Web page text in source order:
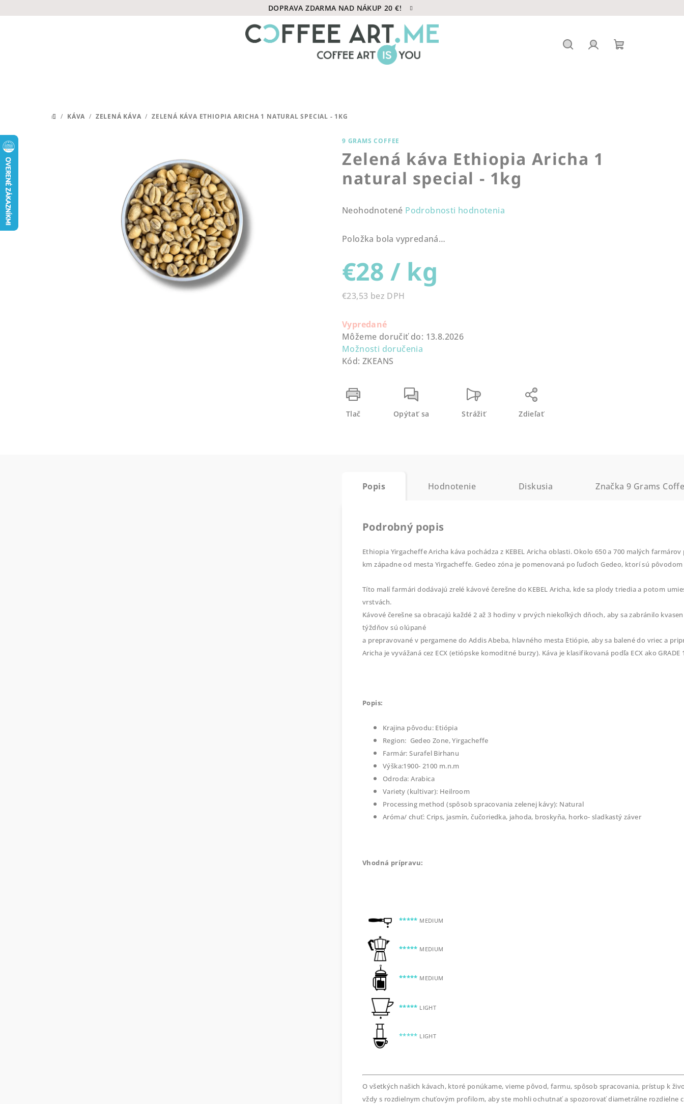
na
DOPRAVA ZDARMA NAD NÁKUP 20 €!
DOMOV
/ KÁVA / ZELENÁ KÁVA / ZELENÁ KÁVA ETHIOPIA ARICHA 1 NATURAL SPECIAL - 1KG
9 GRAMS COFFEE
Zelená káva Ethiopia Aricha 1
natural special - 1kg
Priemerné
produktu
z
hviezdičiek.
Neohodnotené Podrobnosti hodnotenia
Položka bola vypredaná…
€28 / kg
€23,53 bez DPH
cena:
Vypredané
Môžeme doručiť do: 13.8.2026
Možnosti doručenia
Kód: ZKEANS
Tlač Opýtať sa Strážiť Zdieľať
Popis Hodnotenie Diskusia Značka 9 Grams
Podrobný popis
Ethiopia Yirgacheffe Aricha káva pochádza z KEBEL Aricha oblasti. Okolo 650 a 700 malých
km západne od mesta Yirgacheffe. Gedeo zóna je pomenovaná po ľuďoch Gedeo, ktorí sú
Títo malí farmári dodávajú zrelé kávové čerešne do KEBEL Aricha, kde sa plody triedia a potom
vrstvách.
Kávové čerešne sa obracajú každé 2 až 3 hodiny v prvých niekoľkých dňoch, aby sa zabránilo
týždňov sú olúpané
a prepravované v pergamene do Addis Abeba, hlavného mesta Etiópie, aby sa balené do vriec a
Aricha je vyvážaná cez ECX (etiópske komoditné burzy). Káva je klasifikovaná podľa ECX ako GRADE
Popis:
Krajina pôvodu: Etiópia
Region: Gedeo Zone, Yirgacheffe
Farmár: Surafel Birhanu
Výška:1900- 2100 m.n.m
Odroda: Arabica
Variety (kultivar): Heilroom
Processing method (spôsob spracovania zelenej kávy): Natural
Aróma/ chuť: Crips, jasmín, čučoriedka, jahoda, broskyňa, horko- sladkastý záver
Vhodná prípravu:
***** MEDIUM
***** MEDIUM
***** MEDIUM
***** LIGHT
***** LIGHT
O všetkých našich kávach, ktoré ponúkame, vieme pôvod, farmu, spôsob spracovania, prístup k
vždy s rozdielnym chuťovým profilom, aby ste mohli ochutnať a spozorovať diametrálne rozdielne